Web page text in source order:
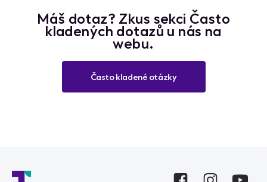
Máš dotaz? Zkus sekci Často
kladených dotazů u nás na
webu.
Často kladené otázky